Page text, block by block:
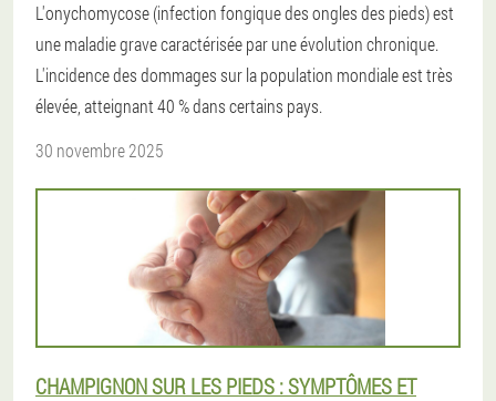
L'onychomycose (infection fongique des ongles des pieds) est
une maladie grave caractérisée par une évolution chronique.
L'incidence des dommages sur la population mondiale est très
élevée, atteignant 40 % dans certains pays.
30 novembre 2025
CHAMPIGNON SUR LES PIEDS : SYMPTÔMES ET